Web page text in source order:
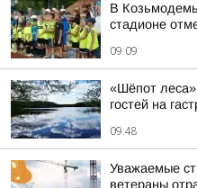
В
стадионе
09:09
«Шёпот
гостей на
09:48
Уважаемые
ветераны